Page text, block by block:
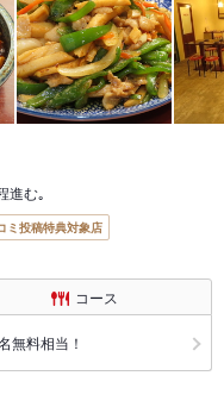
進む｡
ミ投稿特典対象店
コース
無料相当！